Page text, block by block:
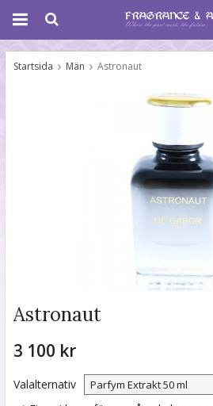
Startsida Män Astronaut
Astronaut
3 100 kr
Valalternativ